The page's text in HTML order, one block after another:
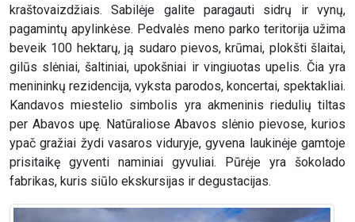
kraštovaizdžiais. Sabilėje galite paragauti sidrų ir vynų,
pagamintų apylinkėse. Pedvalės meno parko teritorija užima
beveik 100 hektarų, ją sudaro pievos, krūmai, plokšti šlaitai,
gilūs slėniai, šaltiniai, upokšniai ir vingiuotas upelis. Čia yra
menininkų rezidencija, vyksta parodos, koncertai, spektakliai.
Kandavos miestelio simbolis yra akmeninis riedulių tiltas
per Abavos upę. Natūraliose Abavos slėnio pievose, kurios
ypač gražiai žydi vasaros viduryje, gyvena laukinėje gamtoje
prisitaikę gyventi naminiai gyvuliai. Pūrėje yra šokolado
fabrikas, kuris siūlo ekskursijas ir degustacijas.